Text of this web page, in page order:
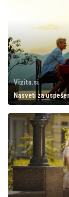
Vizita.si
Nasveti za